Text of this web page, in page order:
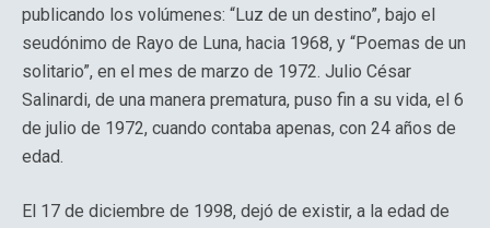
publicando los volúmenes: “Luz de un destino”, bajo el
seudónimo de Rayo de Luna, hacia 1968, y “Poemas de un
solitario”, en el mes de marzo de 1972. Julio César
Salinardi, de una manera prematura, puso fin a su vida, el 6
de julio de 1972, cuando contaba apenas, con 24 años de
edad.
El 17 de diciembre de 1998, dejó de existir, a la edad de